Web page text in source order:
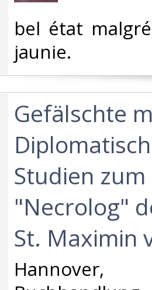
‎bel état
jaunie.‎
‎Gefälschte
Studien
"Necrolog"
St. Maximin
‎Hannover,